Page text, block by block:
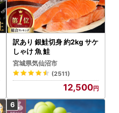
訳あり 銀鮭切身 約2kg サケ
しゃけ 魚 鮭
宮城県気仙沼市
(2511)
12,500